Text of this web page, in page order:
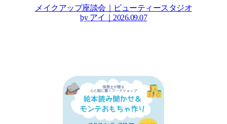
メイクアップ座談会｜ビューティースタジオ
by アイ｜2026.09.07